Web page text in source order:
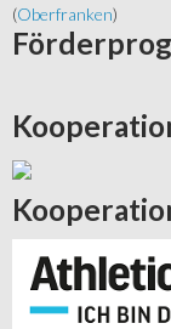
(Oberfranken)